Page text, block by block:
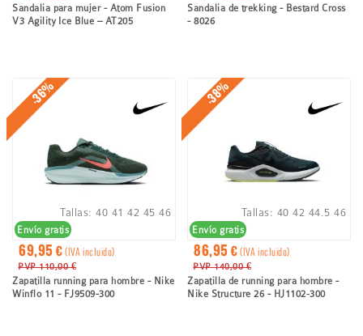
Sandalia para mujer - Atom Fusion
V3 Agility Ice Blue – AT205
Sandalia de trekking - Bestard Cross
- 8026
Envío gratis
-36%
69,95 €(IVA incluido)
PVP 110,00 €
Zapatilla running para hombre - Nike
Winflo 11 - FJ9509-300
Tallas:40 41 42 45 46
Envío gratis
-38%
86,95 €(IVA incluido)
PVP 140,00 €
Zapatilla de running para hombre -
Nike Structure 26 - HJ1102‑300
Tallas: 40 42 44.5 46